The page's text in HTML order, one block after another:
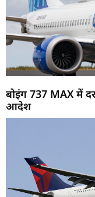
बोइंग 737 MAX में
आदेश